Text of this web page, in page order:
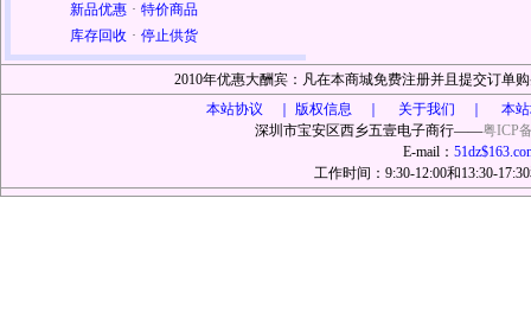
新品优惠 · 特价商品
库存回收 · 停止供货
2010年优惠大酬宾：凡在本商城免费注册并且提交订单
本站协议 ｜
版权信息 ｜ 关于我们 ｜ 本
深圳市宝安区西乡五壹电子商行——粤ICP
E-mail：
工作时间：9:30-12:00和13:30-